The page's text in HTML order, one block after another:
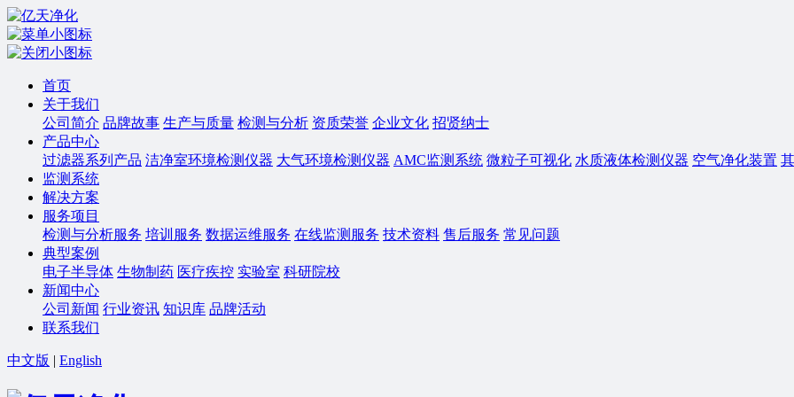
首页
关于我们
公司简介 品牌故事 生产与质量 检测与分析 资质荣誉 企业文化 招贤纳士
产品中心
过滤器系列产品 洁净室环境检测仪器 大气环境检测仪器 AMC监测系统 微粒子可视化 水质液体检测仪器 空气净化装置
监测系统
解决方案
服务项目
检测与分析服务 培训服务 数据运维服务 在线监测服务 技术资料 售后服务 常见问题
典型案例
电子半导体 生物制药 医疗疾控 实验室 科研院校
新闻中心
公司新闻 行业资讯 知识库 品牌活动
联系我们
中文版 | English